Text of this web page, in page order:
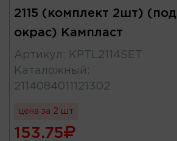
2115 (комплект 2шт) (под
окрас) Кампласт
Артикул :
KPTL2114SET
Каталожный :
2114084011121302
цена за 2 шт
153.75